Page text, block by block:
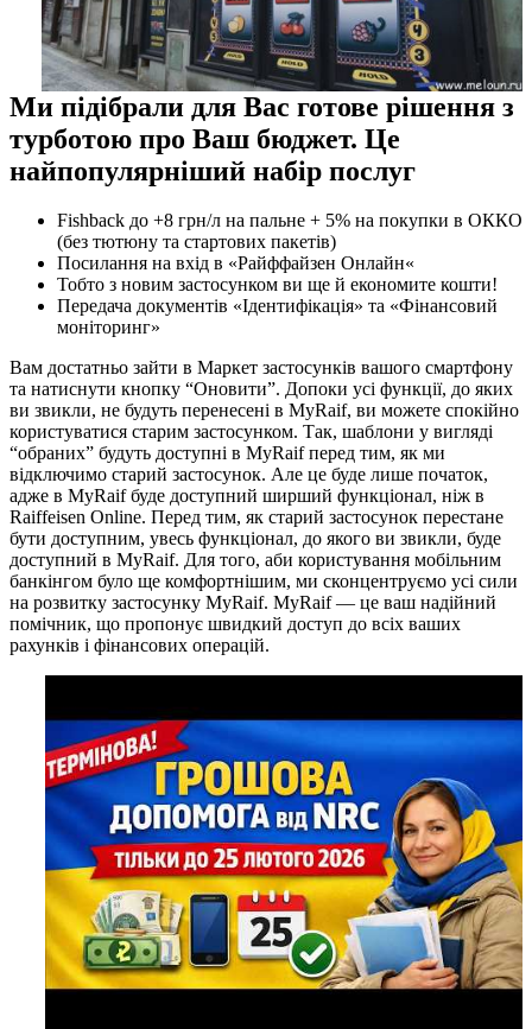
Ми підібрали для Вас готове рішення з
турботою про Ваш бюджет. Це
найпопулярніший набір послуг
Fishback до +8 грн/л на пальне + 5% на покупки в ОККО
(без тютюну та стартових пакетів)
Посилання на вхід в «Райффайзен Онлайн«
Тобто з новим застосунком ви ще й економите кошти!
Передача документів «Ідентифікація» та «Фінансовий
моніторинг»
Вам достатньо зайти в Маркет застосунків вашого смартфону
та натиснути кнопку “Оновити”. Допоки усі функції, до яких
ви звикли, не будуть перенесені в MyRaif, ви можете спокійно
користуватися старим застосунком. Так, шаблони у вигляді
“обраних” будуть доступні в MyRaif перед тим, як ми
відключимо старий застосунок. Але це буде лише початок,
адже в MyRaif буде доступний ширший функціонал, ніж в
Raiffeisen Online. Перед тим, як старий застосунок перестане
бути доступним, увесь функціонал, до якого ви звикли, буде
доступний в MyRaif. Для того, аби користування мобільним
банкінгом було ще комфортнішим, ми сконцентруємо усі сили
на розвитку застосунку MyRaif. MyRaif — це ваш надійний
помічник, що пропонує швидкий доступ до всіх ваших
рахунків і фінансових операцій.